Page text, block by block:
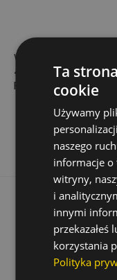
WIERTŁO UDAROWE
4POWER PRO SDS-
PLUS, 12,0X200/260
Cena
60,01 zł
Dodaj do koszyka
Ta
cookie
Używamy
naszego
informacje o
witryny,
i
innymi
korzystania
Polityka